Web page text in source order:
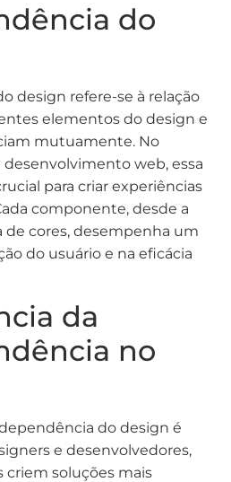
do
design refere-se à relação
elementos do design e
mutuamente. No
web, essa
para criar experiências
componente, desde a
de cores, desempenha um
do usuário e na eficácia
da
no
do design é
e desenvolvedores,
criem soluções mais